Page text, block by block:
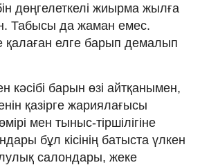
дөңгелеткелі жиырма жылға
Табысы да жаман емес.
қалаған елге барып демалып
кәсібі барын өзі айтқанымен,
қазірге жариялағысы
мен тыныс-тіршілігіне
бұл кісінің батыста үлкен
салондары, жеке